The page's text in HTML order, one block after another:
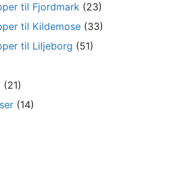
til Fjordmark (23)
til Kildemose (33)
til Liljeborg (51)
(21)
(14)